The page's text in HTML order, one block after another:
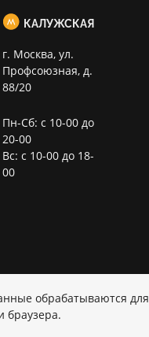
КАЛУЖСКАЯ
г. Москва, ул.
Профсоюзная, д.
88/20
Пн-Сб: с 10-00 до
20-00
Вс: с 10-00 до 18-
00
обрабатываются для
браузера.